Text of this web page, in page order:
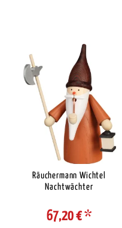
Räuchermann Wichtel
Nachtwächter
67,20 €*